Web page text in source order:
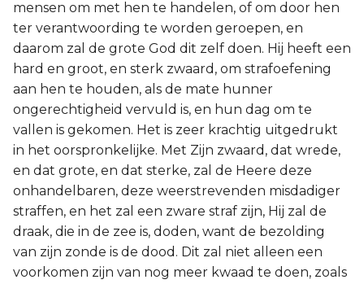
mensen om met hen te handelen, of om door hen
ter verantwoording te worden geroepen, en
daarom zal de grote God dit zelf doen. Hij heeft een
hard en groot, en sterk zwaard, om strafoefening
aan hen te houden, als de mate hunner
ongerechtigheid vervuld is, en hun dag om te
vallen is gekomen. Het is zeer krachtig uitgedrukt
in het oorspronkelijke. Met Zijn zwaard, dat wrede,
en dat grote, en dat sterke, zal de Heere deze
onhandelbaren, deze weerstrevenden misdadiger
straffen, en het zal een zware straf zijn, Hij zal de
draak, die in de zee is, doden, want de bezolding
van zijn zonde is de dood. Dit zal niet alleen een
voorkomen zijn van nog meer kwaad te doen, zoals